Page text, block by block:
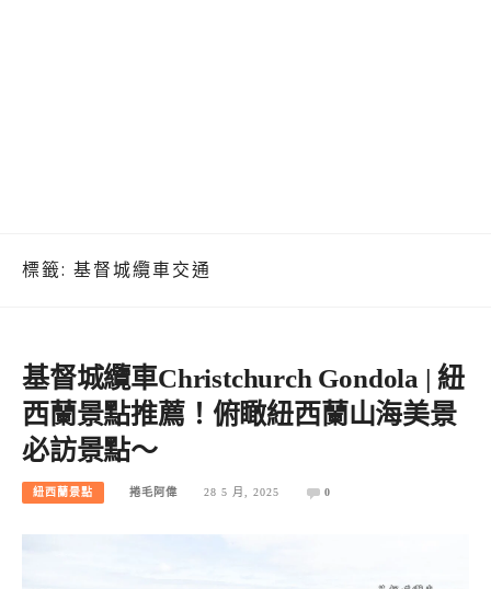
標籤: 基督城纜車交通
基督城纜車Christchurch Gondola | 紐
西蘭景點推薦！俯瞰紐西蘭山海美景
必訪景點～
紐西蘭景點 捲毛阿偉 28 5 月, 2025 0